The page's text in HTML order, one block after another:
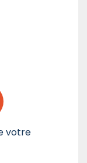
votre